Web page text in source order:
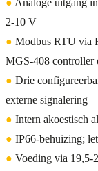
● Analoge uitgang
2-10 V
● Modbus RTU via
MGS-408
● Drie
externe signalering
● Intern akoestisch
● IP66-behuizing;
● Voeding via